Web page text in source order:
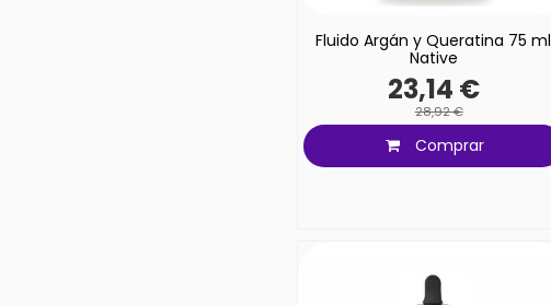
Fluido Argán y Queratina 75 ml
Native
23,14 €
28,92 €
Comprar